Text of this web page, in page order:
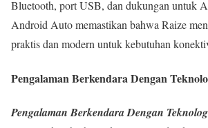
Bluetooth, port USB, dan dukungan untuk
Android Auto memastikan bahwa Raize
praktis dan modern untuk kebutuhan
Pengalaman Berkendara Dengan
Pengalaman Berkendara Dengan